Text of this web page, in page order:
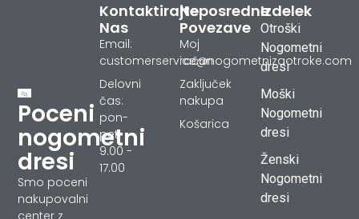
Poceni
nogometni
dresi
Smo poceni
nakupovalni
Izdelek
Otroški
Nogometni
dresi
Moški
Nogometni
dresi
Ženski
Nogometni
dresi
Neposredne
Povezave
Moj
račun
Zaključek
nakupa
Košarica
Kontaktirajte
Nas
Email:
customerservice@nogometnizaotroke.com
Delovni
čas:
pon-
pet
9.00 -
17.00